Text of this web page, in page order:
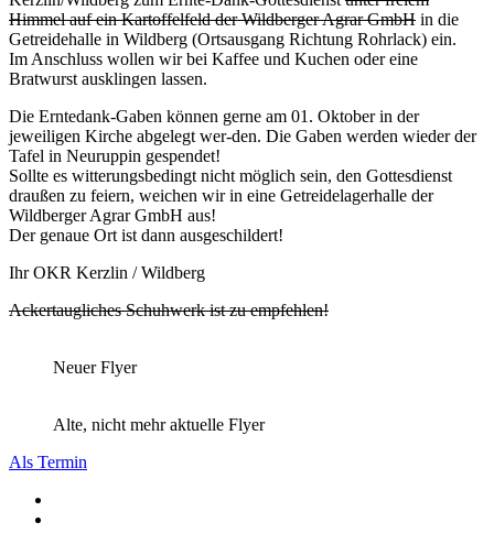
Himmel auf ein Kartoffelfeld der Wildberger Agrar GmbH in die
Getreidehalle in Wildberg (Ortsausgang Richtung Rohrlack) ein.
Im Anschluss wollen wir bei Kaffee und Kuchen oder eine
Bratwurst ausklingen lassen.
Die Erntedank-Gaben können gerne am 01. Oktober in der
jeweiligen Kirche abgelegt wer-den. Die Gaben werden wieder der
Tafel in Neuruppin gespendet!
Sollte es witterungsbedingt nicht möglich sein, den Gottesdienst
draußen zu feiern, weichen wir in eine Getreidelagerhalle der
Wildberger Agrar GmbH aus!
Der genaue Ort ist dann ausgeschildert!
Ihr OKR Kerzlin / Wildberg
Ackertaugliches Schuhwerk ist zu empfehlen!
Neuer Flyer
Alte, nicht mehr aktuelle Flyer
Als Termin